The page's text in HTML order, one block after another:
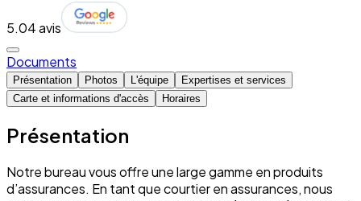
5.04 avis
Documents
Présentation Photos L'équipe
Expertises et services
Carte et informations d'accès
Horaires
Présentation
Notre bureau vous offre une large gamme en produits
d’assurances. En tant que courtier en assurances, nous